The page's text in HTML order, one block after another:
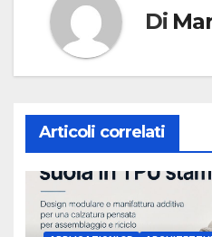
Di
Articoli correlati